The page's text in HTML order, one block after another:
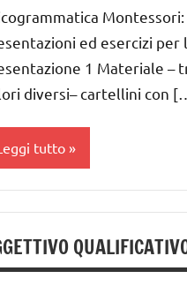
ed esercizi per
1 Materiale –
diversi– cartellini con
tutto